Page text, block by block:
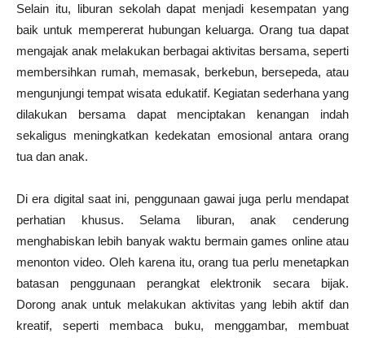
Selain itu, liburan sekolah dapat menjadi kesempatan yang
baik untuk mempererat hubungan keluarga. Orang tua dapat
mengajak anak melakukan berbagai aktivitas bersama, seperti
membersihkan rumah, memasak, berkebun, bersepeda, atau
mengunjungi tempat wisata edukatif. Kegiatan sederhana yang
dilakukan bersama dapat menciptakan kenangan indah
sekaligus meningkatkan kedekatan emosional antara orang
tua dan anak.
Di era digital saat ini, penggunaan gawai juga perlu mendapat
perhatian khusus. Selama liburan, anak cenderung
menghabiskan lebih banyak waktu bermain games online atau
menonton video. Oleh karena itu, orang tua perlu menetapkan
batasan penggunaan perangkat elektronik secara bijak.
Dorong anak untuk melakukan aktivitas yang lebih aktif dan
kreatif, seperti membaca buku, menggambar, membuat